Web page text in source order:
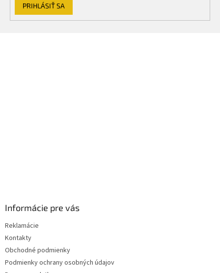
PRIHLÁSIŤ SA
Informácie pre vás
Reklamácie
Kontakty
Obchodné podmienky
Podmienky ochrany osobných údajov